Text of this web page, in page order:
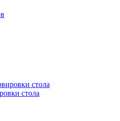
стола
стола